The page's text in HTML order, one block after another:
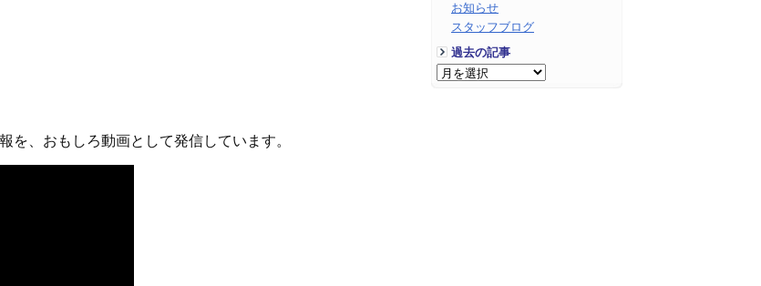
お知らせ
スタッフブログ
過去の記事
を、おもしろ動画として発信しています。